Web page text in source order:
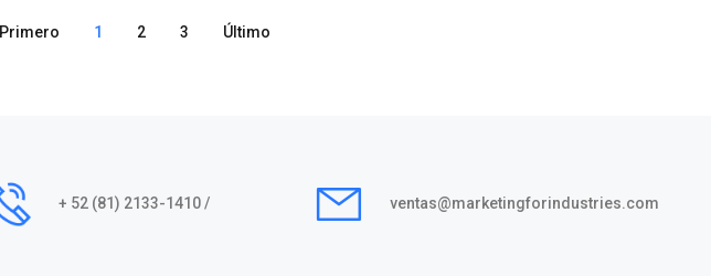
Primero 1 2 3 Último
+ 52 (81) 2133-1410 / ventas@marketingforindustries.com